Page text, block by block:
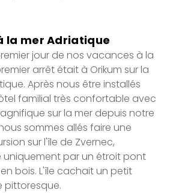
la mer Adriatique
jour de nos vacances à la
arrêt était à Orikum sur la
Après nous être installés
familial très confortable avec
sur la mer depuis notre
sommes allés faire une
sur l'île de Zvernec,
uniquement par un étroit pont
bois. L'île cachait un petit
pittoresque.